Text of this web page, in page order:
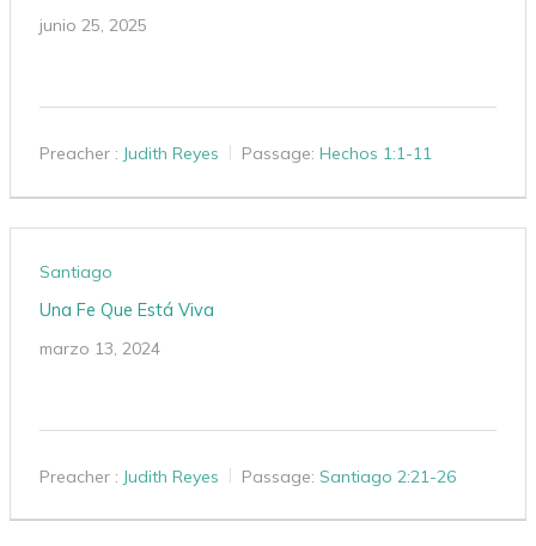
junio 25, 2025
Preacher : Judith Reyes Passage: Hechos 1:1-11
Santiago
Una Fe Que Está Viva
marzo 13, 2024
Preacher : Judith Reyes Passage: Santiago 2:21-26